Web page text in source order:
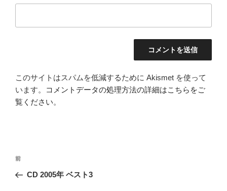
このサイトはスパムを低減するために Akismet を使って
います。
コメントデータの処理方法の詳細はこちらをご
覧ください。
投
ナ
前
の
前
CD 2005年 ベスト3